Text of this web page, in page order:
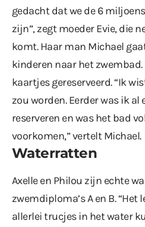
gedacht dat we de 6
zijn”, zegt moeder Evie, die
komt. Haar man Michael
kinderen naar het
kaartjes gereserveerd. “Ik
zou worden. Eerder was ik al
reserveren en was het bad
voorkomen,” vertelt Michael.
Waterratten
Axelle en Philou zijn echte
zwemdiploma’s A en B.
allerlei trucjes in het water